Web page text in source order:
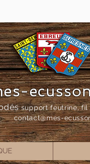
support feutrine, fil
contact@mes-